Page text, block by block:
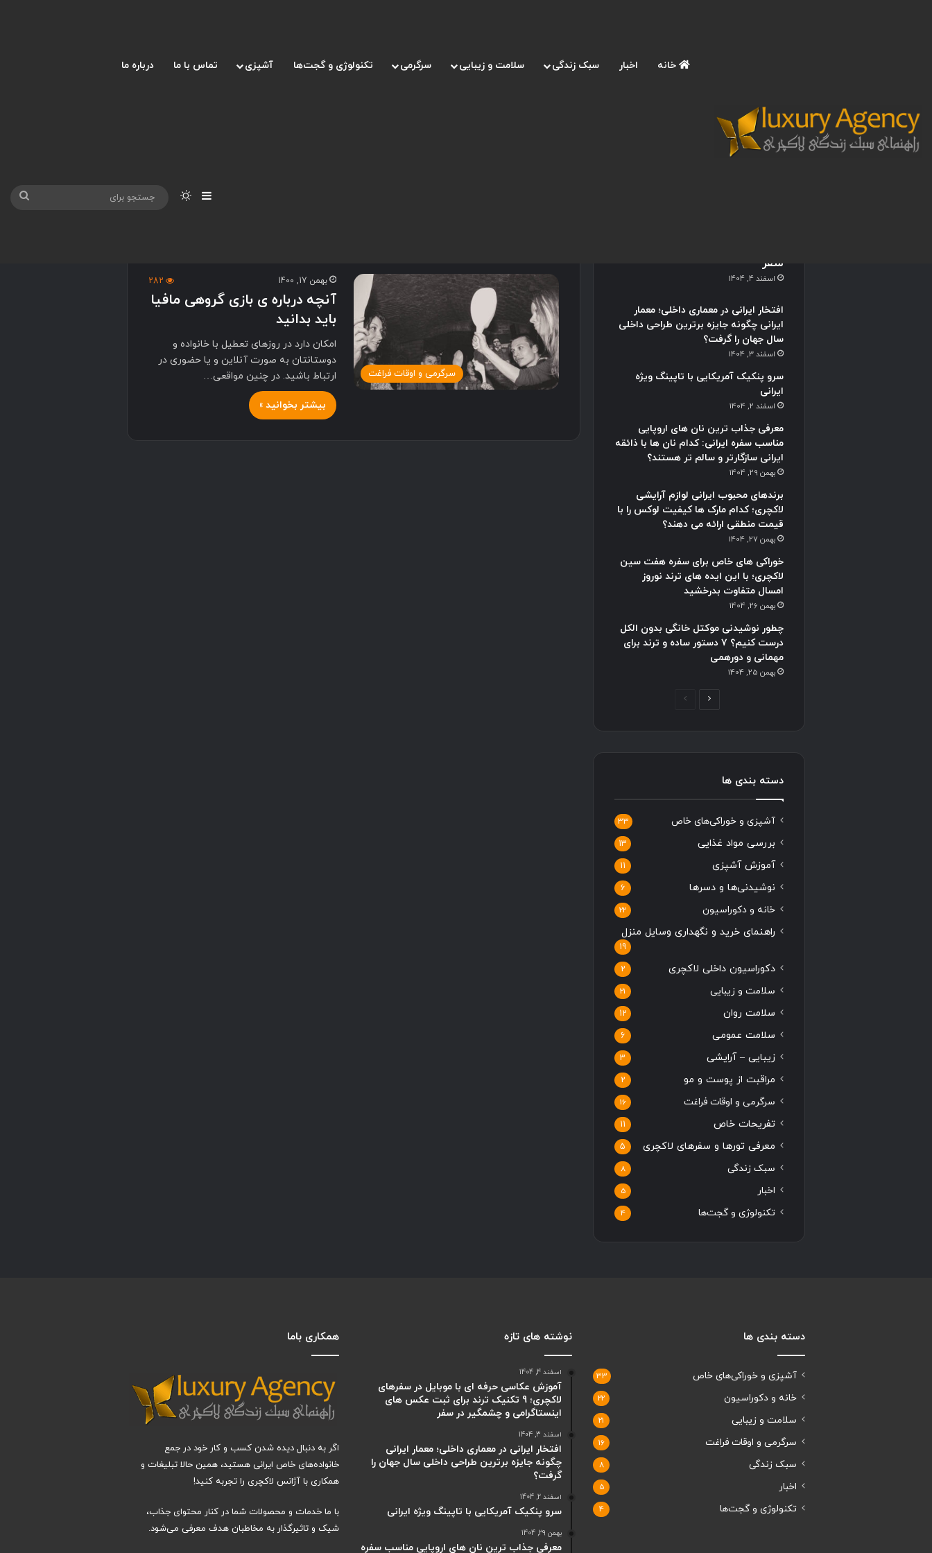
خانه اخبار سبک زندگی سلامت و زیبایی سرگرمی تکنولوژی و گجت‌ها آشپزی تماس با ما درباره ما
نوارکناریتغییر پوسته
سرگرمی و اوقات فراغت
بهمن 17, 1400 282
آنچه درباره ی بازی گروهی مافیا
باید بدانید
امکان دارد در روزهای تعطیل با خانواده و
دوستانتان به صورت آنلاین و یا حضوری در
ارتباط باشید. در چنین مواقعی…
بیشتر بخوانید »
نوشته های تازه
سفر
اسفند 4, 1404
افتخار ایرانی در معماری داخلی؛ معمار
ایرانی چگونه جایزه برترین طراحی داخلی
سال جهان را گرفت؟
اسفند 3, 1404
سرو پنکیک آمریکایی با تاپینگ ویژه
ایرانی
اسفند 2, 1404
معرفی جذاب ترین نان های اروپایی
مناسب سفره ایرانی: کدام نان ها با ذائقه
ایرانی سازگارتر و سالم تر هستند؟
بهمن 29, 1404
برندهای محبوب ایرانی لوازم آرایشی
لاکچری؛ کدام مارک ها کیفیت لوکس را با
قیمت منطقی ارائه می دهند؟
بهمن 27, 1404
خوراکی های خاص برای سفره هفت سین
لاکچری؛ با این ایده های ترند نوروز
امسال متفاوت بدرخشید
بهمن 26, 1404
چطور نوشیدنی موکتل خانگی بدون الکل
درست کنیم؟ ۷ دستور ساده و ترند برای
مهمانی و دورهمی
بهمن 25, 1404
ل
دسته بندی ها
آشپزی و خوراکی‌های خاص 33
بررسی مواد غذایی 13
آموزش آشپزی 11
نوشیدنی‌ها و دسرها 6
خانه و دکوراسیون 22
راهنمای خرید و نگهداری وسایل منزل
19
دکوراسیون داخلی لاکچری 2
سلامت و زیبایی 21
سلامت روان 12
سلامت عمومی 6
زیبایی – آرایشی 3
مراقبت از پوست و مو 2
سرگرمی و اوقات فراغت 16
تفریحات خاص 11
معرفی تورها و سفرهای لاکچری 5
سبک زندگی 8
اخبار 5
تکنولوژی و گجت‌ها 4
دسته بندی ها
آشپزی و خوراکی‌های خاص 33
خانه و دکوراسیون 22
سلامت و زیبایی 21
سرگرمی و اوقات فراغت 16
سبک زندگی 8
اخبار 5
تکنولوژی و گجت‌ها 4
نوشته های تازه
اسفند 4, 1404
آموزش عکاسی حرفه ای با موبایل در سفرهای
لاکچری؛ 9 تکنیک ترند برای ثبت عکس های
اینستاگرامی و چشمگیر در سفر
اسفند 3, 1404
افتخار ایرانی در معماری داخلی؛ معمار ایرانی
چگونه جایزه برترین طراحی داخلی سال جهان را
گرفت؟
اسفند 2, 1404
سرو پنکیک آمریکایی با تاپینگ ویژه ایرانی
بهمن 29, 1404
معرفی جذاب ترین نان های اروپایی مناسب سفره
همکاری باما
اگر به دنبال دیده شدن کسب و کار خود در جمع
خانواده‌های خاص ایرانی هستید، همین حالا تبلیغات و
همکاری با آژانس لاکچری را تجربه کنید!
با ما خدمات و محصولات شما در کنار محتوای جذاب،
شیک و تاثیرگذار به مخاطبان هدف معرفی می‌شود.